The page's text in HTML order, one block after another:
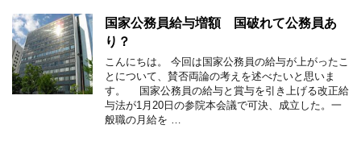
国家公務員給与増額 国破れて公務員あ
り？
こんにちは。 今回は国家公務員の給与が上がったこ
とについて、賛否両論の考えを述べたいと思いま
す。 国家公務員の給与と賞与を引き上げる改正給
与法が1月20日の参院本会議で可決、成立した。一
般職の月給を …